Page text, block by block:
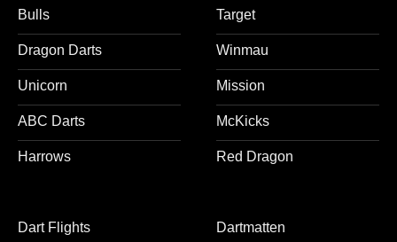
Bulls
Dragon Darts
Unicorn
ABC Darts
Harrows
Target
Winmau
Mission
McKicks
Red Dragon
Dart Flights Dartmatten